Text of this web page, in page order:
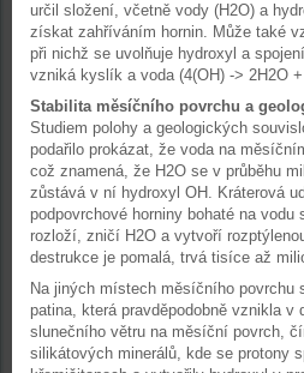
určil složení, včetně vody (H2O) a
získat zahříváním hornin. Může také
při nichž se uvolňuje hydroxyl a
vzniká kyslík a voda (4(OH) -> 2H2O
Stabilita měsíčního povrchu a
Studiem polohy a geologických
podařilo prokázat, že voda na
což znamená, že H2O se v průběhu
zůstává v ní hydroxyl OH. Kráterová
podpovrchové horniny bohaté na
rozloží, zničí H2O a vytvoří
destrukce je pomalá, trvá tisíce až
Na jiných místech měsíčního povrchu
patina, která pravděpodobně vznikla v
slunečního větru na měsíční povrch,
silikátových minerálů, kde se protony